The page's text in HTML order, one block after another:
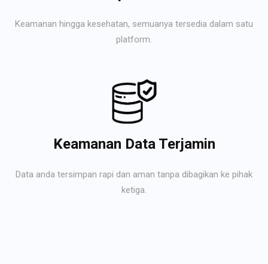
Keamanan hingga kesehatan, semuanya tersedia dalam satu
platform.
Keamanan Data Terjamin
Data anda tersimpan rapi dan aman tanpa dibagikan ke pihak
ketiga.